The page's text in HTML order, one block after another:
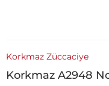
Korkmaz Züccaciye
Korkmaz A2948